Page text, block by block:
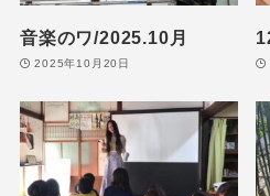
音楽のワ/2025.10月
2025年10月20日